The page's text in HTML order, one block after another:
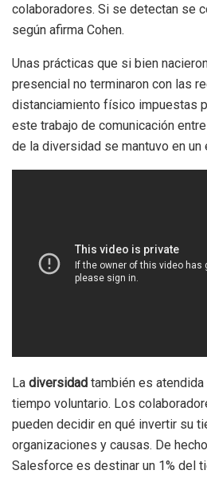
colaboradores. Si se detectan se
según afirma Cohen.
Unas prácticas que si bien
presencial no terminaron con las
distanciamiento físico impuestas
este trabajo de comunicación
de la diversidad se mantuvo en un
La diversidad también es
tiempo voluntario. Los
pueden decidir en qué invertir su
organizaciones y causas. De
Salesforce es destinar un 1% del